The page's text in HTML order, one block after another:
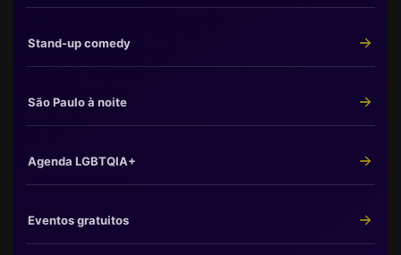
Stand-up comedy
São Paulo à noite
Agenda LGBTQIA+
Eventos gratuitos